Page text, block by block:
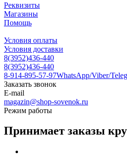
Реквизиты
Магазины
Помощь
Условия оплаты
Условия доставки
8(3952)436-440
8(3952)436-440
8-914-895-57-97WhatsApp/Viber/
Заказать звонок
E-mail
magazin@shop-sovenok.ru
Режим работы
Принимает заказы